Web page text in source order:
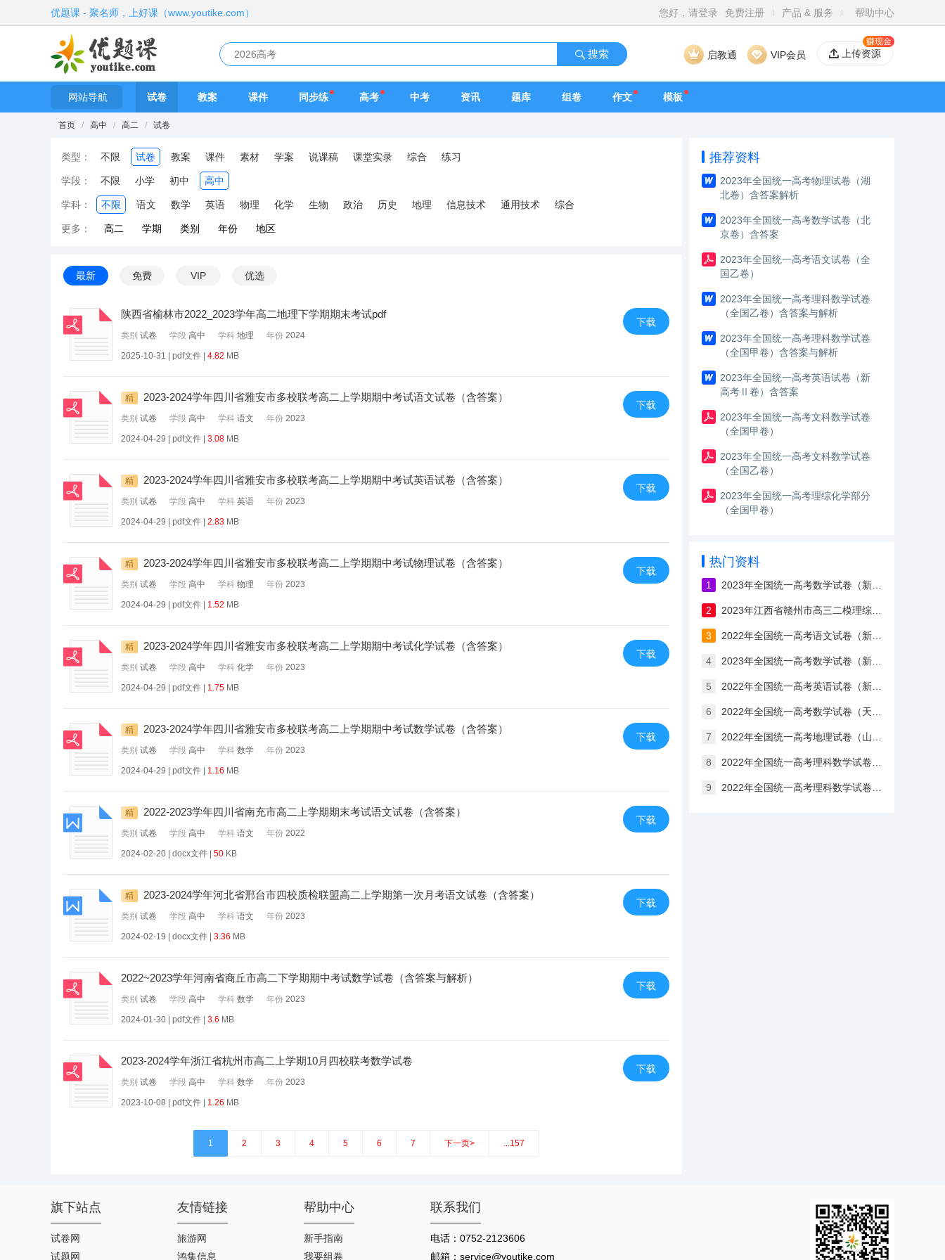
优题课 - 聚名师，上好课（www.youtike.com） 您好，请登录 免费注册 产品 & 服务 帮助中心
搜索 VIP会员
启教通 上传资源
赚现金
网站导航 试卷 教案 课件 同步练 高考 中考 资讯 题库 组卷 作文 模板
首页 / 高中 / 高二 / 试卷
类型： 不限 试卷 教案 课件 素材 学案 说课稿 课堂实录 综合 练习
学段： 不限 小学 初中 高中
学科： 不限 语文 数学 英语 物理 化学 生物 政治 历史 地理 信息技术 通用技术 综合
更多： 高二 学期 类别 年份 地区
最新 免费 VIP 优选
陕西省榆林市2022_2023学年高二地理下学期期末考试pdf
类别 试卷 学段 高中 学科 地理 年份 2024
2025-10-31 | pdf文件 | 4.82 MB
下载
精 2023-2024学年四川省雅安市多校联考高二上学期期中考试语文试卷（含答案）
类别 试卷 学段 高中 学科 语文 年份 2023
2024-04-29 | pdf文件 | 3.08 MB
下载
精 2023-2024学年四川省雅安市多校联考高二上学期期中考试英语试卷（含答案）
类别 试卷 学段 高中 学科 英语 年份 2023
2024-04-29 | pdf文件 | 2.83 MB
下载
精 2023-2024学年四川省雅安市多校联考高二上学期期中考试物理试卷（含答案）
类别 试卷 学段 高中 学科 物理 年份 2023
2024-04-29 | pdf文件 | 1.52 MB
下载
精 2023-2024学年四川省雅安市多校联考高二上学期期中考试化学试卷（含答案）
类别 试卷 学段 高中 学科 化学 年份 2023
2024-04-29 | pdf文件 | 1.75 MB
下载
精 2023-2024学年四川省雅安市多校联考高二上学期期中考试数学试卷（含答案）
类别 试卷 学段 高中 学科 数学 年份 2023
2024-04-29 | pdf文件 | 1.16 MB
下载
精 2022-2023学年四川省南充市高二上学期期末考试语文试卷（含答案）
类别 试卷 学段 高中 学科 语文 年份 2022
2024-02-20 | docx文件 | 50 KB
下载
精 2023-2024学年河北省邢台市四校质检联盟高二上学期第一次月考语文试卷（含答案）
类别 试卷 学段 高中 学科 语文 年份 2023
2024-02-19 | docx文件 | 3.36 MB
下载
2022~2023学年河南省商丘市高二下学期期中考试数学试卷（含答案与解析）
类别 试卷 学段 高中 学科 数学 年份 2023
2024-01-30 | pdf文件 | 3.6 MB
下载
2023-2024学年浙江省杭州市高二上学期10月四校联考数学试卷
类别 试卷 学段 高中 学科 数学 年份 2023
2023-10-08 | pdf文件 | 1.26 MB
下载
1 2 3 4 5 6 7 下一页> ...157
推荐资料
2023年全国统一高考物理试卷（湖
北卷）含答案解析
2023年全国统一高考数学试卷（北
京卷）含答案
2023年全国统一高考语文试卷（全
国乙卷）
2023年全国统一高考理科数学试卷
（全国乙卷）含答案与解析
2023年全国统一高考理科数学试卷
（全国甲卷）含答案与解析
2023年全国统一高考英语试卷（新
高考Ⅱ卷）含答案
2023年全国统一高考文科数学试卷
（全国甲卷）
2023年全国统一高考文科数学试卷
（全国乙卷）
2023年全国统一高考理综化学部分
（全国甲卷）
热门资料
1 2023年全国统一高考数学试卷（新高考Ⅰ卷）
2 2023年江西省赣州市高三二模理综试卷（含答案）
3 2022年全国统一高考语文试卷（新高考Ⅰ卷）
4 2023年全国统一高考数学试卷（新高考Ⅱ卷）
5 2022年全国统一高考英语试卷（新高考II卷）含答案
6
7
8
9
旗下站点
试卷网
试题网
友情链接
旅游网
鸿集信息
帮助中心
新手指南
我要组卷
联系我们
电话：0752-2123606
邮箱：service@youtike.com